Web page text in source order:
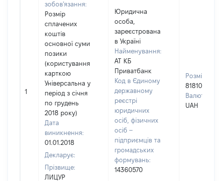
1
зобов'язання:
Розмір
сплачених
коштів
основної суми
позики
(користування
карткою
Універсальна у
період з січня
по грудень
2018 року)
Дата
виникнення:
01.01.2018
Декларує:
Прізвище:
ЛИЦУР
Юридична
особа,
зареєстрована
в Україні
Найменування:
АТ КБ
Приватбанк
Код в Єдиному
державному
реєстрі
юридичних
осіб, фізичних
осіб –
підприємців та
громадських
формувань:
14360570
Розмір:
81810
Валюта:
UAH